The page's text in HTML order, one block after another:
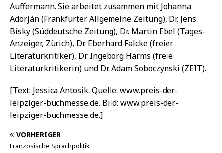
Auffermann. Sie arbeitet zusammen mit Johanna
Adorján (Frankfurter Allgemeine Zeitung), Dr. Jens
Bisky (Süddeutsche Zeitung), Dr. Martin Ebel (Tages-
Anzeiger, Zürich), Dr. Eberhard Falcke (freier
Literaturkritiker), Dr. Ingeborg Harms (freie
Literaturkritikerin) und Dr. Adam Soboczynski (ZEIT).
[Text: Jessica Antosik. Quelle: www.preis-der-
leipziger-buchmesse.de. Bild: www.preis-der-
leipziger-buchmesse.de.]
VORHERIGER
Französische Sprachpolitik